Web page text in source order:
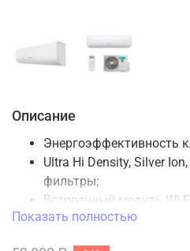
Описание
Энергоэффективность
Ultra Hi Density, Silver
фильтры;
Встроенный модуль Wi-
Низкий уровень шума от
Показать полностью